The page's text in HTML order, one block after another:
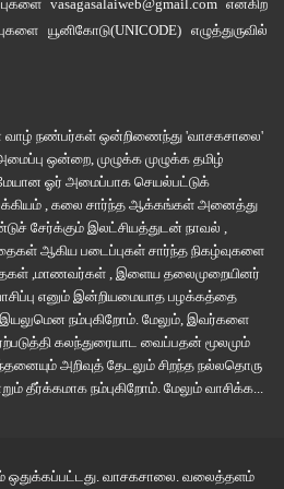
முடியாமல் மனதிற்குள் புளுங்க ஆரம்பித்து
முடியாமல் சரிவர சாப்பிடாமல்,
மட்டுமே போதும் என்ற எண்ணத்துக்குள்
எங்கும் நம்மை வெளிப்படுத்த தயங்க
தன்னை நிரூபிக்க வந்த இடத்தில்
அதிகமாகிக் கொண்டு இருக்கிறது.
ஆக வேண்டும் என்றால் சோசியல் மீடியா
துறையில் நேரடியாக களத்தில் இறங்கி
செய்தால் மட்டுமே உண்மையான திறமைக்கு
அடைய முடியும்.
vasagasalaiweb@gmail.com என்கிற
யூனிகோடு(UNICODE)எழுத்துருவில்
வாழ் நண்பர்கள் ஒன்றிணைந்து 'வாசகசாலை'
ஒன்றை, முழுக்க முழுக்க தமிழ்
ஓர் அமைப்பாக செயல்பட்டுக்
, கலை சார்ந்த ஆக்கங்கள் அனைத்து
சேர்க்கும் இலட்சியத்துடன் நாவல் ,
ஆகிய படைப்புகள் சார்ந்த நிகழ்வுகளை
,மாணவர்கள் , இளைய தலைமுறையினர்
எனும் இன்றியமையாத பழக்கத்தை
நம்புகிறோம். மேலும், இவர்களை
கலந்துரையாட வைப்பதன் மூலமும்
அறிவுத் தேடலும் சிறந்த நல்லதொரு
தீர்க்கமாக நம்புகிறோம். மேலும் வாசிக்க...
வாசகசாலை . வலைத்தளம்